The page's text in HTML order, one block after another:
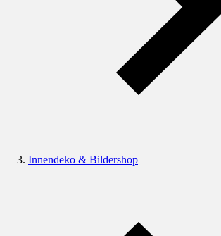
Innendeko & Bildershop